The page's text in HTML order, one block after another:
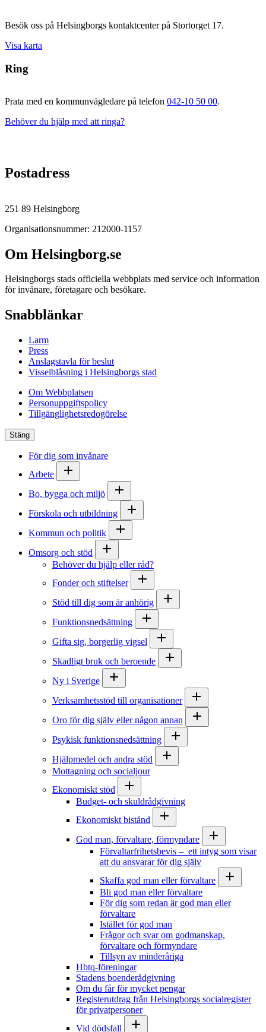
Besök oss på Helsingborgs kontaktcenter på Stortorget 17.
Visa karta
Ring
Prata med en kommunvägledare på telefon 042-10 50 00.
Behöver du hjälp med att ringa?
Postadress
251 89 Helsingborg
Organisationsnummer: 212000-1157
Om Helsingborg.se
Helsingborgs stads officiella webbplats med service och information
för invånare, företagare och besökare.
Snabblänkar
Larm
Press
Anslagstavla för beslut
Visselblåsning i Helsingborgs stad
Om Webbplatsen
Personuppgiftspolicy
Tillgänglighetsredogörelse
Stäng
För dig som invånare
Arbete
Bo, bygga och miljö
Förskola och utbildning
Kommun och politik
Omsorg och stöd
Behöver du hjälp eller råd?
Fonder och stiftelser
Stöd till dig som är anhörig
Funktionsnedsättning
Gifta sig, borgerlig vigsel
Skadligt bruk och beroende
Ny i Sverige
Verksamhetsstöd till organisationer
Oro för dig själv eller någon annan
Psykisk funktionsnedsättning
Hjälpmedel och andra stöd
Mottagning och socialjour
Ekonomiskt stöd
Budget- och skuldrådgivning
Ekonomiskt bistånd
God man, förvaltare, förmyndare
Förvaltarfrihetsbevis – ett intyg som visar
att du ansvarar för dig själv
Skaffa god man eller förvaltare
Bli god man eller förvaltare
För dig som redan är god man eller
förvaltare
Istället för god man
Frågor och svar om godmanskap,
förvaltare och förmyndare
Tillsyn av minderåriga
Hbtq-föreningar
Stadens boenderådgivning
Om du får för mycket pengar
Registerutdrag från Helsingborgs socialregister
för privatpersoner
Vid dödsfall